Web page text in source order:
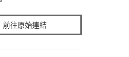
前往原始連結